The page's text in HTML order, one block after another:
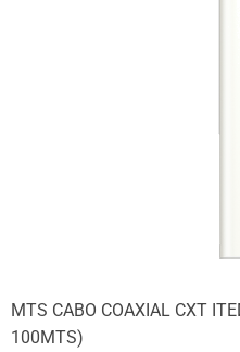
MTS CABO COAXIAL CXT
100MTS)